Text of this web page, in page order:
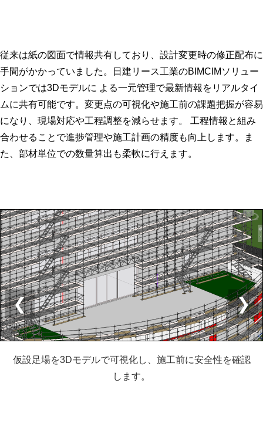
従来は紙の図面で情報共有しており、設計変更時の修正配布に
手間がかかっていました。日建リース工業のBIMCIMソリュー
ションでは3Dモデルに よる一元管理で最新情報をリアルタイ
ムに共有可能です。変更点の可視化や施工前の課題把握が容易
になり、現場対応や工程調整を減らせます。 工程情報と組み
合わせることで進捗管理や施工計画の精度も向上します。ま
た、部材単位での数量算出も柔軟に行えます。
❮
仮設足場を3Dモデルで可視化し、施工前に安全性を確認
します。
❯